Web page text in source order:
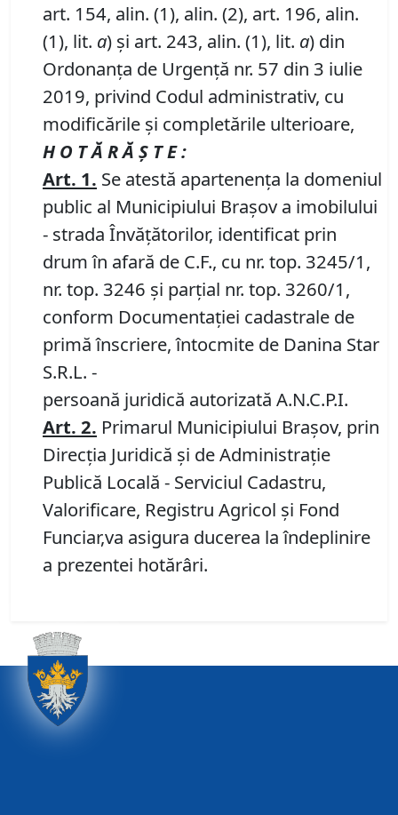
art. 154, alin. (1), alin. (2), art. 196, alin.
(1), lit. a) și art. 243, alin. (1), lit. a) din
Ordonanța de Urgență nr. 57 din 3 iulie
2019, privind Codul administrativ, cu
modificările și completările ulterioare,
H O T Ă R Ă Ş T E :
Art. 1. Se atestă apartenenţa la domeniul
public al Municipiului Braşov a imobilului
- strada Învățătorilor, identificat prin
drum în afară de C.F., cu nr. top. 3245/1,
nr. top. 3246 și parțial nr. top. 3260/1,
conform Documentației cadastrale de
primă înscriere, întocmite de Danina Star
S.R.L. -
persoană juridică autorizată A.N.C.P.I.
Art. 2. Primarul Municipiului Brașov, prin
Direcția Juridică și de Administrație
Publică Locală - Serviciul Cadastru,
Valorificare, Registru Agricol și Fond
Funciar,va asigura ducerea la îndeplinire
a prezentei hotărâri.